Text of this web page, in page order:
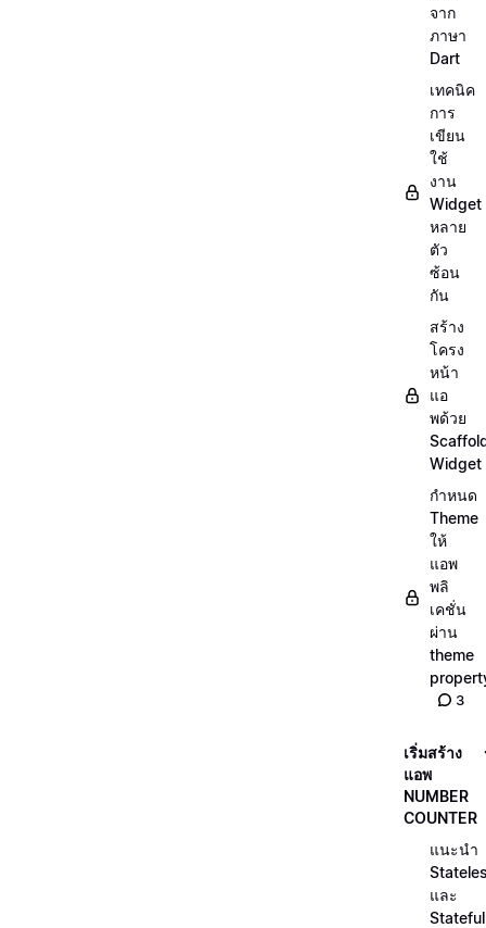
จาก
ภาษา
Dart
เทคนิค
การ
เขียน
ใช้
งาน
Widget
หลาย
ตัว
ซ้อน
กัน
สร้าง
โครง
หน้า
แอ
พด้วย
Widget
กำหนด
Theme
ให้
แอพ
พลิ
เคชั่น
ผ่าน
theme
3
เริ่มสร้าง
แอพ
NUMBER
COUNTER
แนะนำ
และ
Stateful